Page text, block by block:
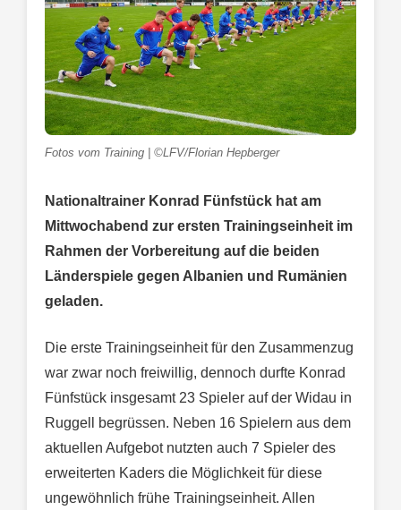
Fotos vom Training | ©LFV/Florian Hepberger
Nationaltrainer Konrad Fünfstück hat am
Mittwochabend zur ersten Trainingseinheit im
Rahmen der Vorbereitung auf die beiden
Länderspiele gegen Albanien und Rumänien
geladen.
Die erste Trainingseinheit für den Zusammenzug
war zwar noch freiwillig, dennoch durfte Konrad
Fünfstück insgesamt 23 Spieler auf der Widau in
Ruggell begrüssen. Neben 16 Spielern aus dem
aktuellen Aufgebot nutzten auch 7 Spieler des
erweiterten Kaders die Möglichkeit für diese
ungewöhnlich frühe Trainingseinheit. Allen